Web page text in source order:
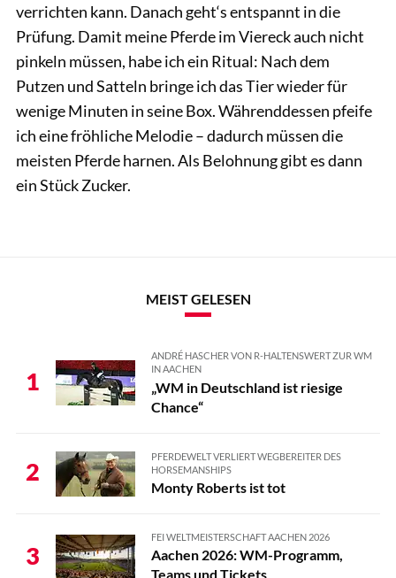
verrichten kann. Danach geht‘s entspannt in die
Prüfung. Damit meine Pferde im Viereck auch nicht
pinkeln müssen, habe ich ein Ritual: Nach dem
Putzen und Satteln bringe ich das Tier wieder für
wenige Minuten in seine Box. Währenddessen pfeife
ich eine fröhliche Melodie – dadurch müssen die
meisten Pferde harnen. Als Belohnung gibt es dann
ein Stück Zucker.
MEIST GELESEN
1
ANDRÉ HASCHER VON R-HALTENSWERT ZUR WM
IN AACHEN
„WM in Deutschland ist riesige
Chance“
2
PFERDEWELT VERLIERT WEGBEREITER DES
HORSEMANSHIPS
Monty Roberts ist tot
3
FEI WELTMEISTERSCHAFT AACHEN 2026
Aachen 2026: WM-Programm,
Teams und Tickets